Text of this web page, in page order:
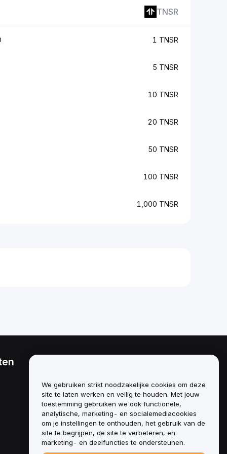
TNSR
1 TNSR
5 TNSR
10 TNSR
20 TNSR
50 TNSR
100 TNSR
1,000 TNSR
Beleid inzake
belangenverstrengeling
Samenvatting van het beleid
inzake bewaring en
administratie
ESG-informatie
We gebruiken strikt noodzakelijke cookies om deze
site te laten werken en veilig te houden. Met jouw
toestemming gebruiken we ook functionele,
analytische, marketing- en socialemediacookies
om je instellingen te onthouden, het gebruik van de
site te begrijpen, de site te verbeteren, en
marketing- en deelfuncties te ondersteunen.